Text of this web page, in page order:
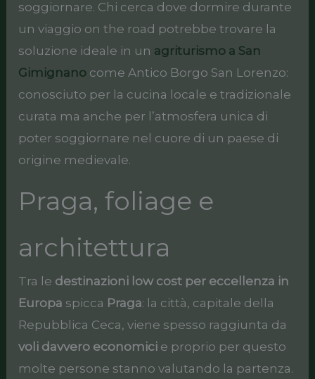
soggiornare. Chi cerca dove dormire durante
un viaggio on the road potrebbe trovare la
soluzione ideale in un agriturismo a San
Gimignano come Antico Borgo San Lorenzo:
conosciuto per la cucina locale e tradizionale
curata ma anche per l’atmosfera unica di
poter soggiornare nel cuore di un paese di
origine medievale.
Praga, foliage e
architettura
Tra le destinazioni low cost per eccellenza in
Europa spicca Praga: la città, capitale della
Repubblica Ceca, viene spesso raggiunta da
voli davvero economici e proprio per questo
molte persone stanno valutando la partenza.